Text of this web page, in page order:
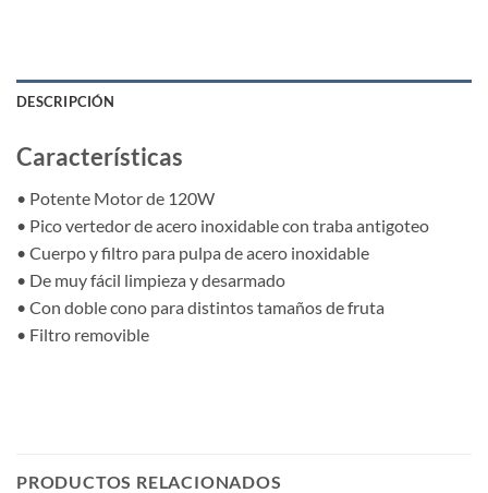
DESCRIPCIÓN
Características
• Potente Motor de 120W
• Pico vertedor de acero inoxidable con traba antigoteo
• Cuerpo y filtro para pulpa de acero inoxidable
• De muy fácil limpieza y desarmado
• Con doble cono para distintos tamaños de fruta
• Filtro removible
PRODUCTOS RELACIONADOS